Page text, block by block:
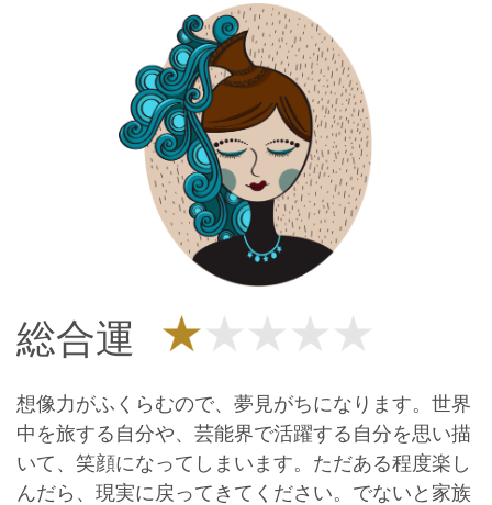
総合運
想像力がふくらむので、夢見がちになります。世界
中を旅する自分や、芸能界で活躍する自分を思い描
いて、笑顔になってしまいます。ただある程度楽し
んだら、現実に戻ってきてください。でないと家族